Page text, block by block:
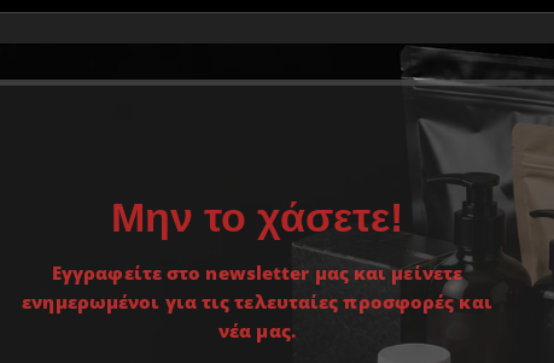
Μην το χάσετε!
Εγγραφείτε στο newsletter μας και μείνετε
ενημερωμένοι για τις τελευταίες προσφορές και
νέα μας.